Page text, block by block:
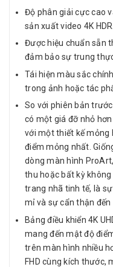
Độ phân giải cực cao
sản xuất video 4K HDR.
Được hiệu chuẩn sẵn
đảm bảo sự trung
Tái hiện màu sắc
trong ảnh hoặc tác
So với phiên bản
có một giá đỡ nhỏ
với một thiết kế mỏng
điểm mỏng nhất.
dòng màn hình
thu hoặc bất kỳ
trang nhã tinh tế, là
mỉ và sự cẩn thận
Bảng điều khiển 4K
mang đến mật độ
trên màn hình nhiều
FHD cùng kích thước,